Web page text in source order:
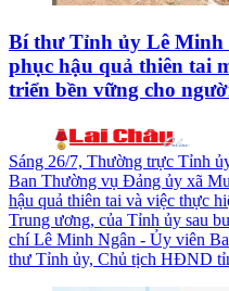
Bí thư Tỉnh ủy Lê Minh
phục hậu quả thiên tai
triển bền vững cho
Sáng 26/7, Thường trực Tỉnh
Ban Thường vụ Đảng ủy xã
hậu quả thiên tai và việc thực
Trung ương, của Tỉnh ủy sau
chí Lê Minh Ngân - Ủy viên
thư Tỉnh ủy, Chủ tịch HĐND